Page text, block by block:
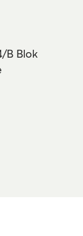
B Blok